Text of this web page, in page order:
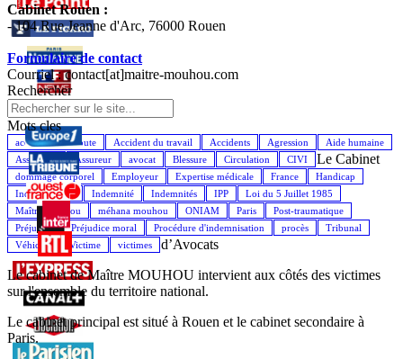
Cabinet Rouen :
- 104 Rue Jeanne d'Arc, 76000 Rouen
Formulaire de contact
Courriel : contact[at]maitre-mouhou.com
Rechercher
Mots cles
accident de la route Accident du travail Accidents Agression
Aide humaine
Assistance
Assureur avocat Blessure Circulation
CIVI
dommage corporel
Employeur Expertise médicale France
Handicap
Indemnisation
Indemnité Indemnités IPP
Loi du 5 Juillet 1985
Maître Mouhou
méhana mouhou ONIAM Paris
Post-traumatique
Préjudice
Préjudice moral Procédure d'indemnisation procès
Tribunal
Véhicule
Victime victimes
Le Cabinet
d’Avocats
Le cabinet de Maître MOUHOU intervient aux côtés des victimes
sur l'ensemble du territoire national.
Le cabinet principal est situé à Rouen et le cabinet secondaire à
Paris.